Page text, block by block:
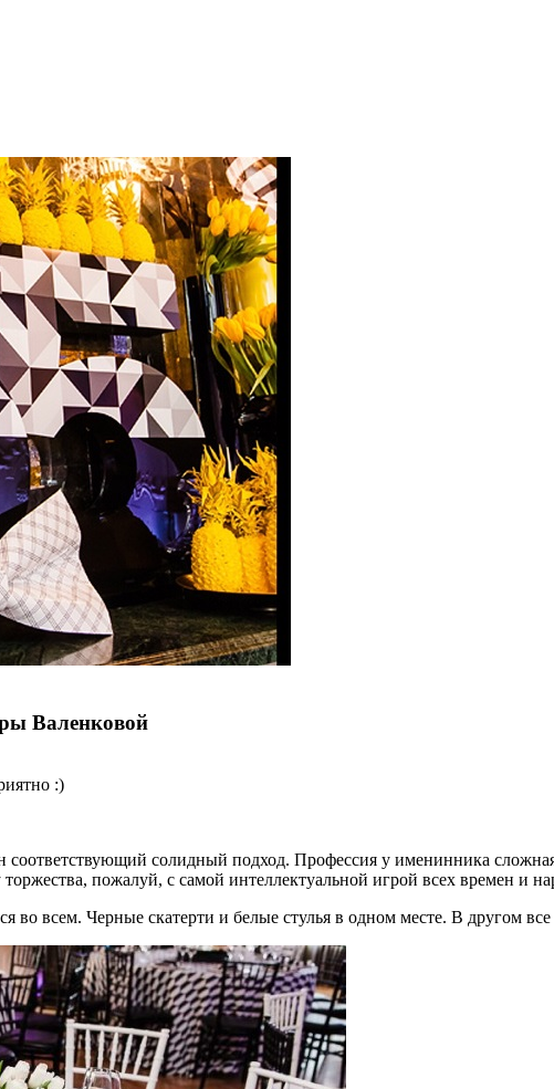
Валенковой
:)
солидный подход. Профессия у именинника
торжества, пожалуй, с самой интеллектуальной игрой всех времен и
во всем. Черные скатерти и белые стулья в одном месте. В другом